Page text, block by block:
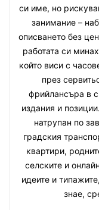
си име, но
занимание –
описването без
работата си
който виси с
през
фрийлансъра в
издания и
натрупан по
градския
квартири,
селските и
идеите и
знае,